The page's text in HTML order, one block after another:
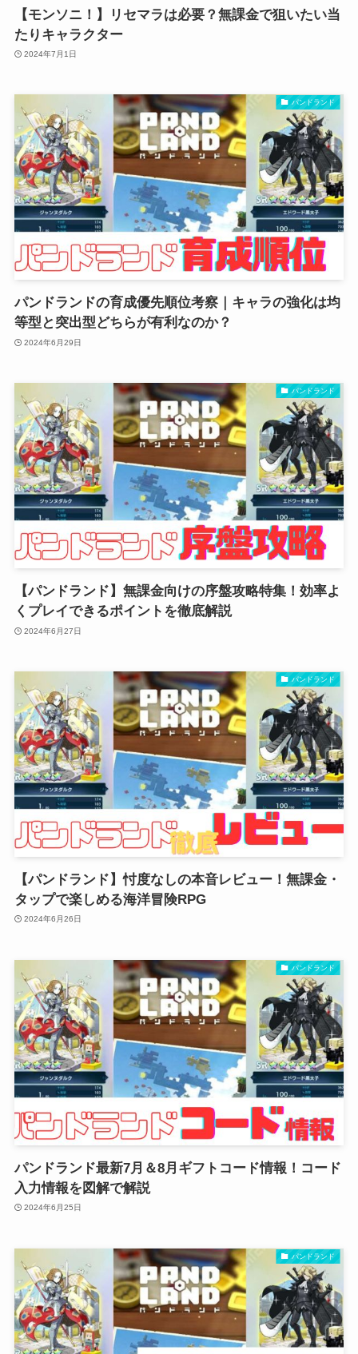
【モンソニ！】リセマラは必要？無課金で狙いたい当
たりキャラクター
2024年7月1日
パンドランド
パンドランドの育成優先順位考察｜キャラの強化は均
等型と突出型どちらが有利なのか？
2024年6月29日
パンドランド
【パンドランド】無課金向けの序盤攻略特集！効率よ
くプレイできるポイントを徹底解説
2024年6月27日
パンドランド
【パンドランド】忖度なしの本音レビュー！無課金・
タップで楽しめる海洋冒険RPG
2024年6月26日
パンドランド
パンドランド最新7月＆8月ギフトコード情報！コード
入力情報を図解で解説
2024年6月25日
パンドランド